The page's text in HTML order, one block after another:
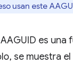
usan este
es
se muestra